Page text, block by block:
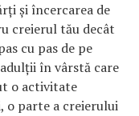
și încercarea de
creierul tău decât
cu pas de pe
în vârstă care
o activitate
o parte a creierului